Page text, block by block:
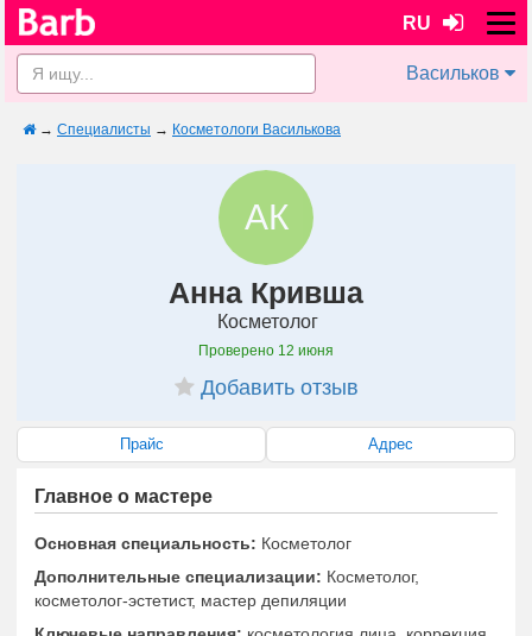
RU
Васильков
→ Специалисты → Косметологи Василькова
АК
Анна Кривша
Косметолог
Проверено 12 июня
Добавить отзыв
Прайс Адрес
Главное о мастере
Основная специальность: Косметолог
Дополнительные специализации: Косметолог,
косметолог-эстетист, мастер депиляции